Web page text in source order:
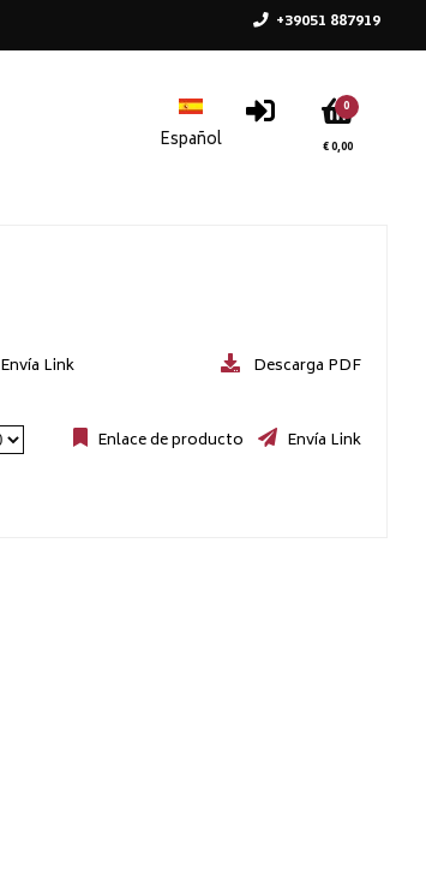
+39051 887919
0
€ 0,00
Envía Link Descarga PDF
Enlace de producto Envía Link